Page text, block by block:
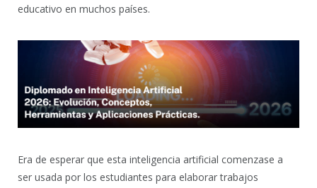
educativo en muchos países.
Era de esperar que esta inteligencia artificial comenzase a
ser usada por los estudiantes para elaborar trabajos